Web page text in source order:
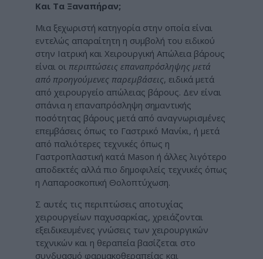
Και Τα Ξαναπήραν;
Μια ξεχωριστή κατηγορία στην οποία είναι
εντελώς απαραίτητη η συμβολή του ειδικού
στην Ιατρική και Χειρουργική Απώλεια βάρους
είναι οι περιπτώσεις επαναπρόσληψης μετά
από προηγούμενες παρεμβάσεις, ειδικά μετά
από χειρουργείο απώλειας βάρους. Δεν είναι
σπάνια η επαναπρόσληψη σημαντικής
ποσότητας βάρους μετά από αναγνωρισμένες
επεμβάσεις όπως το Γαστρικό Μανίκι, ή μετά
από παλιότερες τεχνικές όπως η
Γαστροπλαστική κατά Mason ή άλλες λιγότερο
αποδεκτές αλλά πιο δημοφιλείς τεχνικές όπως
η Λαπαροσκοπική Θολοπτύχωση.
Σ αυτές τις περιπτώσεις αποτυχίας
χειρουργείων παχυσαρκίας, χρειάζονται
εξειδικευμένες γνώσεις των χειρουργικών
τεχνικών και η θεραπεία βασίζεται στο
συνδυασμό φαρμακοθεραπείας και